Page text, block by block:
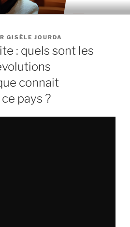
GISÈLE JOURDA
: quels sont les
connait
pays ?